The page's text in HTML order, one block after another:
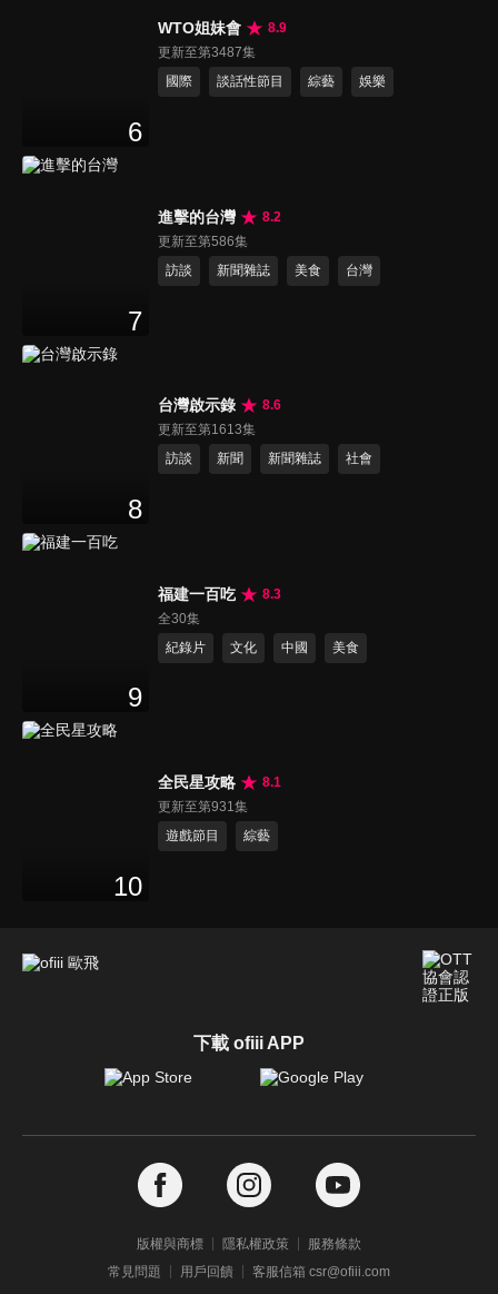
6
WTO姐妹會
8.9
更新至第3487集
國際
談話性節目 綜藝 娛樂
7
進擊的台灣
8.2
更新至第586集
訪談
新聞雜誌 美食 台灣
8
台灣啟示錄
8.6
更新至第1613集
訪談
新聞 新聞雜誌 社會
9
福建一百吃
8.3
全30集
紀錄片
文化 中國 美食
10
全民星攻略
8.1
更新至第931集
遊戲節目
綜藝
下載 ofiii APP
版權與商標 隱私權政策
服務條款
常見問題
用戶回饋 客服信箱 csr@ofiii.com